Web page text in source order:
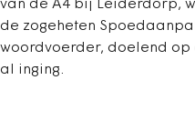
van de A4 bij Leiderdorp,
de zogeheten
woordvoerder, doelend op
al inging.